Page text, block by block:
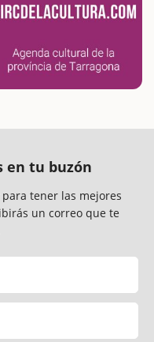
en tu buzón
tener las mejores
un correo que te